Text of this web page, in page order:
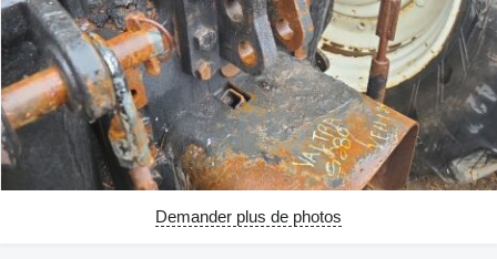
Demander plus de photos